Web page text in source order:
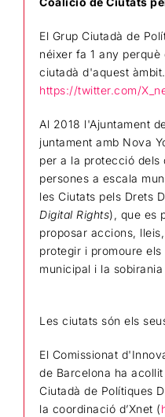
El Grup Ciutadà de
néixer fa 1 any
ciutadà d'aquest àmbit.
https://twitter.com/
Al 2018 l'Ajuntament
juntament amb Nova
per a la protecció dels
persones a escala
les Ciutats pels Drets
Digital Rights), que es
proposar accions,
protegir i promoure
municipal i la sobirania
Les ciutats són els
El Comissionat
de Barcelona ha
Ciutadà de Polítiques
la coordinació d’Xnet (